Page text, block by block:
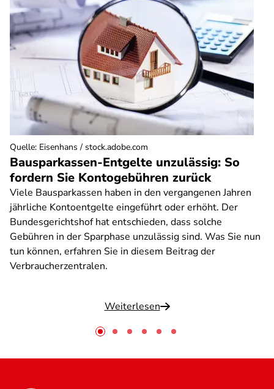
Bausparkassen-Entgelte unzulässig: So
fordern Sie Kontogebühren zurück
Viele Bausparkassen haben in den vergangenen Jahren
jährliche Kontoentgelte eingeführt oder erhöht. Der
Bundesgerichtshof hat entschieden, dass solche
Gebühren in der Sparphase unzulässig sind. Was Sie nun
tun können, erfahren Sie in diesem Beitrag der
Verbraucherzentralen.
Weiterlesen
Quelle: Eisenhans / stock.adobe.com